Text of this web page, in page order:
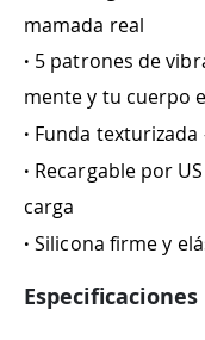
mamada real
· 5 patrones de
mente y tu cuerpo
· Funda texturizada
· Recargable por
carga
·Silicona firme y
Especificaciones